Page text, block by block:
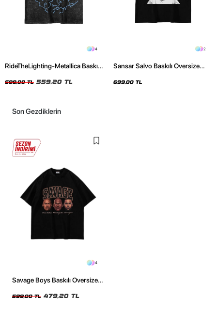
4
RideTheLighting-Metallica Baskılı
Tshirt
699,00 TL 559,20 TL
2
Sansar Salvo Baskılı Oversize
699,00 TL
Son Gezdiklerin
4
Savage Boys Baskılı Oversize
599,00 TL 479,20 TL